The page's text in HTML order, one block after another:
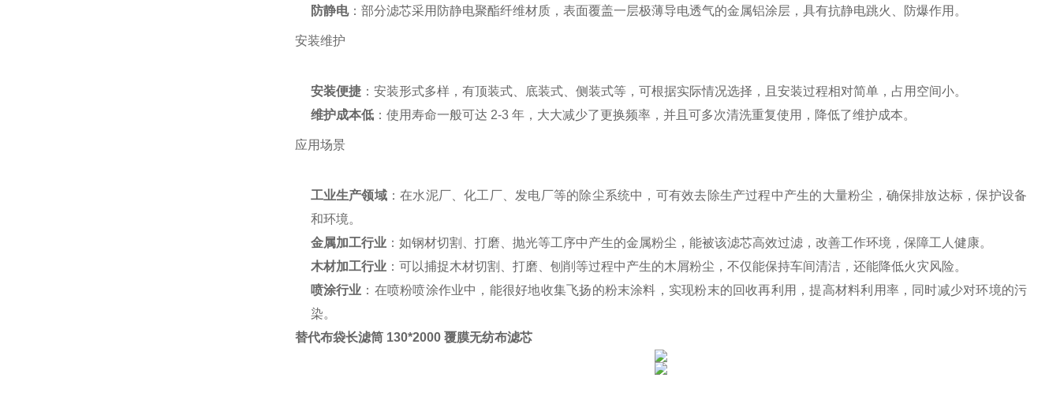
防静电：部分滤芯采用防静电聚酯纤维材质，表面覆盖一层极薄导电透气的金属铝涂层，具有抗静电跳火、防爆作用。
安装维护
安装便捷：安装形式多样，有顶装式、底装式、侧装式等，可根据实际情况选择，且安装过程相对简单，占用空间小。
维护成本低：使用寿命一般可达 2-3 年，大大减少了更换频率，并且可多次清洗重复使用，降低了维护成本。
应用场景
工业生产领域：在水泥厂、化工厂、发电厂等的除尘系统中，可有效去除生产过程中产生的大量粉尘，确保排放达标，保护设备
和环境。
金属加工行业：如钢材切割、打磨、抛光等工序中产生的金属粉尘，能被该滤芯高效过滤，改善工作环境，保障工人健康。
木材加工行业：可以捕捉木材切割、打磨、刨削等过程中产生的木屑粉尘，不仅能保持车间清洁，还能降低火灾风险。
喷涂行业 ：在喷粉喷涂作业中，能很好地收集飞扬的粉末涂料，实现粉末的回收再利用，提高材料利用率，同时减少对环境的污
染。
替代布袋长滤筒 130*2000 覆膜无纺布滤芯